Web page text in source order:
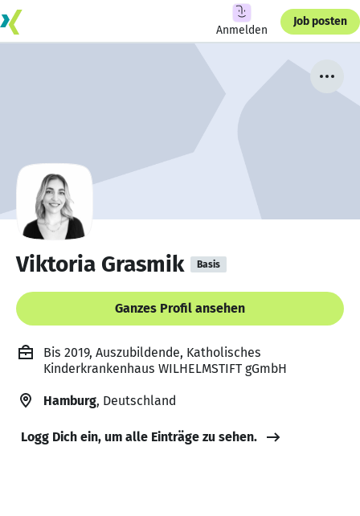
Anmelden
Job posten
Viktoria Grasmik Basis
Ganzes Profil ansehen
Bis 2019, Auszubildende, Katholisches
Kinderkrankenhaus WILHELMSTIFT gGmbH
Hamburg, Deutschland
Logg Dich ein, um alle Einträge zu sehen.